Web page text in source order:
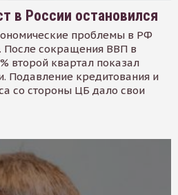
в России остановился
проблемы в РФ
После сокращения ВВП в
второй квартал показал
Подавление кредитования и
со стороны ЦБ дало свои